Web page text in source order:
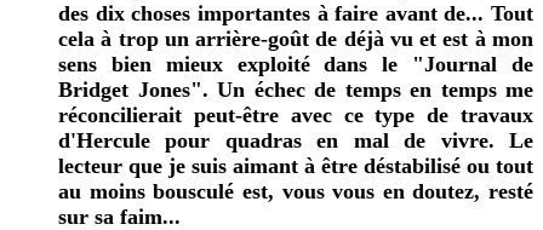
des dix choses importantes à faire avant de... Tout
cela à trop un arrière-goût de déjà vu et est à mon
sens bien mieux exploité dans le "Journal de
Bridget Jones". Un échec de temps en temps me
réconcilierait peut-être avec ce type de travaux
d'Hercule pour quadras en mal de vivre. Le
lecteur que je suis aimant à être déstabilisé ou tout
au moins bousculé est, vous vous en doutez, resté
sur sa faim...